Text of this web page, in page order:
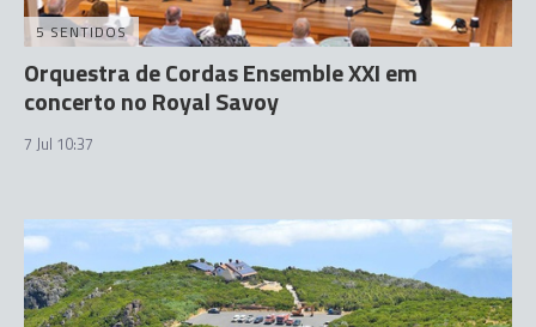
5 SENTIDOS
Orquestra de Cordas Ensemble XXI em
concerto no Royal Savoy
7 Jul 10:37